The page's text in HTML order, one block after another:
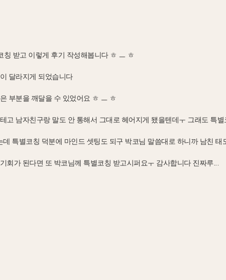
받고 이렇게 후기 작성해봅니다 ㅎ ㅡ ㅎ
달라지게 되었습니다
부분을 깨달을 수 있었어요 ㅎ ㅡ ㅎ
고 남자친구랑 말도 안 통해서 그대로 헤어지게 됐을텐데ㅜ 그래도 특
특별코칭 덕분에 마인드 셋팅도 되구 박코님 말씀대로 하니까 남친
회가 된다면 또 박코님께 특별코칭 받고시퍼요ㅜ 감사합니다 진짜루...